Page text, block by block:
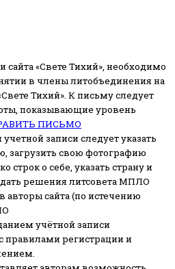
«Свете Тихий», необходимо
в члены литобъединения на
Тихий». К письму следует
показывающие уровень
ПИСЬМО
записи следует указать
загрузить свою фотографию
строк о себе, указать страну и
решения литсовета МПЛО
авторы сайта (по истечению
учётной записи
правилами регистрации и